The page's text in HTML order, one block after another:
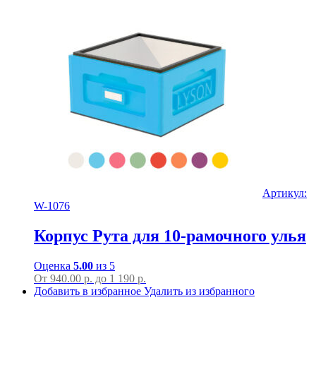
Артикул:
W-1076
Корпус Рута для 10-рамочного улья
Оценка 5.00 из 5
От 940.00 р. до 1 190 р.
Добавить в избранное Удалить из избранного